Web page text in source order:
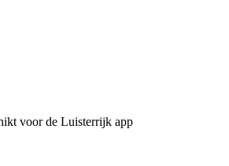
voor de Luisterrijk app